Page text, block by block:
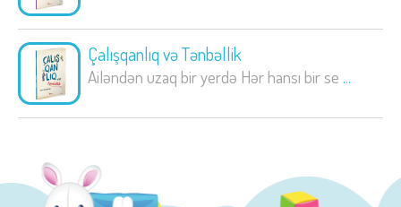
Çalışqanlıq və Tənbəllik
Ailəndən uzaq bir yerdə Hər hansı bir se ...